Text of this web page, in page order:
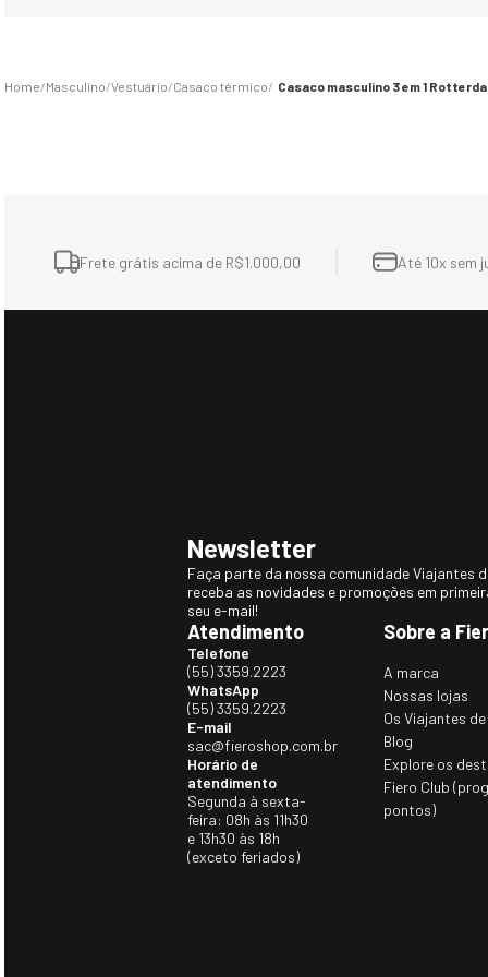
Masculino Vestuário Casaco térmico Casaco masculino 3 em 1
Frete grátis acima de R$1.000,00
Até 10x sem
Newsletter
Faça parte da nossa comunidade Viajantes
receba as novidades e promoções em
seu e-mail!
Atendimento
Telefone
(55) 3359.2223
WhatsApp
(55) 3359.2223
E-mail
sac@fieroshop.com.br
Horário de
atendimento
Segunda à sexta-
feira: 08h às 11h30
e 13h30 às 18h
(exceto feriados)
Sobre a
A marca
Nossas lojas
Os Viajantes
Blog
Explore os
Fiero Club
pontos)